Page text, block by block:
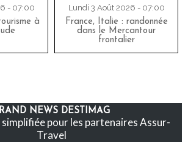
- 07:00
à
Lundi 3 Août 2026 - 07:00
France, Italie : randonnée
dans le Mercantour
frontalier
NEWS DESTIMAG
pour les partenaires Assur-
Travel